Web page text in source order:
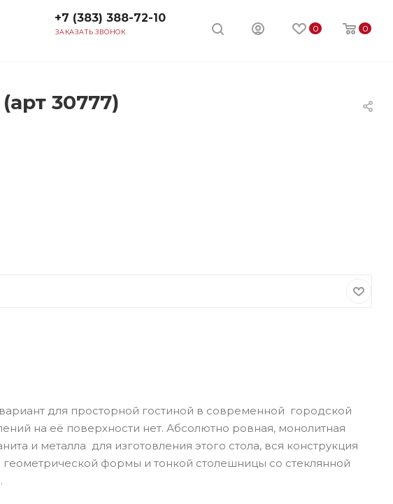
0 0
+7 (383) 388-72-10
ЗАКАЗАТЬ ЗВОНОК
30777)
для просторной гостиной в современной городской
на её поверхности нет. Абсолютно ровная, монолитная
и металла для изготовления этого стола, вся конструкция
геометрической формы и тонкой столешницы со стеклянной